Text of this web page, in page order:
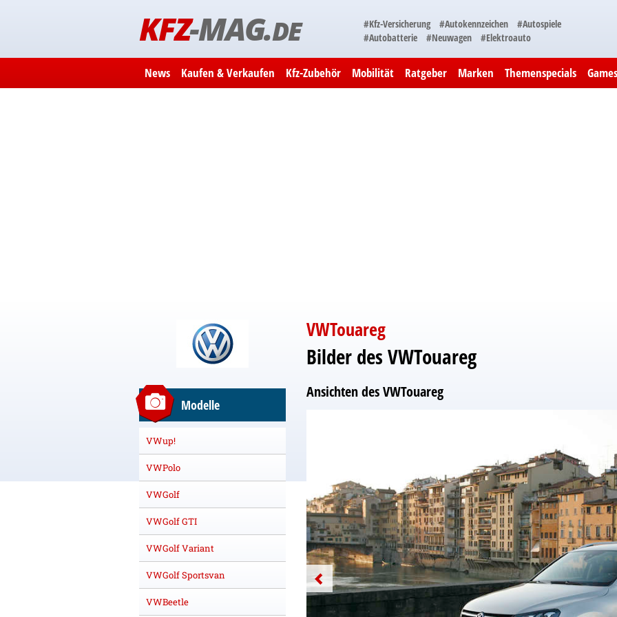
KFZ-MAG.DE #Kfz-Versicherung #Autokennzeichen
#Autospiele
#Autobatterie
#Neuwagen #Elektroauto
News Kaufen & Verkaufen Kfz-Zubehör Mobilität Ratgeber Marken Themenspecials Games
VWTouareg
Bilder des VWTouareg
Ansichten des VWTouareg
Modelle
VWup!
VWPolo
VWGolf
VWGolf GTI
VWGolf Variant
VWGolf Sportsvan
VWBeetle